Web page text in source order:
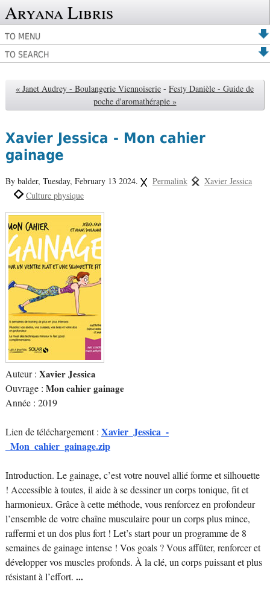
Aryana Libris
TO MENU
TO SEARCH
« Janet Audrey - Boulangerie Viennoiserie - Festy Danièle - Guide de
poche d'aromathérapie »
Xavier Jessica - Mon cahier
gainage
By balder, Tuesday, February 13 2024. Permalink
Xavier Jessica
Culture physique
Auteur : Xavier Jessica
Ouvrage : Mon cahier gainage
Année : 2019
Lien de téléchargement : Xavier_Jessica_-
_Mon_cahier_gainage.zip
Introduction. Le gainage, c’est votre nouvel allié forme et silhouette
! Accessible à toutes, il aide à se dessiner un corps tonique, fit et
harmonieux. Grâce à cette méthode, vous renforcez en profondeur
l’ensemble de votre chaîne musculaire pour un corps plus mince,
raffermi et un dos plus fort ! Let’s start pour un programme de 8
semaines de gainage intense ! Vos goals ? Vous affûter, renforcer et
développer vos muscles profonds. À la clé, un corps puissant et plus
résistant à l’effort. ...